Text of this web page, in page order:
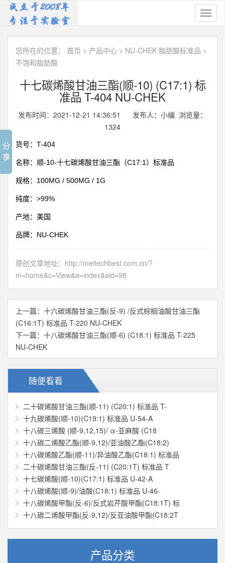
您所在的位置： 首页 > 产品中心 > NU-CHEK 脂肪酸标准品 >
不饱和脂肪酸
十七碳烯酸甘油三酯(顺-10) (C17:1) 标
准品 T-404 NU-CHEK
发布时间：2021-12-21 14:36:51 发布人：小编 浏览量：
1324
货号： T-404
名称：顺-10-十七碳烯酸甘油三酯（C17:1 ）标准品
规格： 100MG / 500MG / 1G
纯度： >99%
产地：美国
品牌： NU-CHEK
原创文章地址： http://meitechbest.com.cn/?
m=home&c=View&a=index&aid=98
上一篇： 十六碳烯酸甘油三酯(反-9) /反式棕榈油酸甘油三酯
(C16:1T) 标准品 T-220 NU-CHEK
下一篇： 十八碳烯酸甘油三酯(顺-6) (C18:1) 标准品 T-225
NU-CHEK
随便看看
二十碳烯酸甘油三酯(顺-11) (C20:1) 标准品 T-
十九碳烯酸(顺-10)(C19:1) 标准品 U-54-A
十八碳三烯酸 (顺-9,12,15)/ α-亚麻酸 (C18
十八碳二烯酸乙酯(顺-9,12)/亚油酸乙酯(C18:2)
十八碳烯酸乙酯(顺-11)/异油酸乙酯(C18:1) 标准品
二十碳烯酸甘油三酯(反-11) (C20:1T) 标准品 T
十七碳烯酸(顺-10)(C17:1) 标准品 U-42-A
十八碳烯酸(顺-9)/油酸(C18:1) 标准品 U-46-
十八碳烯酸甲酯(反-6)/反式岩芹酸甲酯(C18:1T) 标
十八碳二烯酸甲酯(反-9,12)/反亚油酸甲酯(C18:2T
产品分类